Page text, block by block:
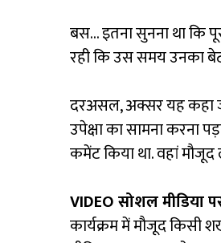
बस… इतना सुनना था कि
रही कि उस समय उनका
दरअसल, अक्सर यह कहा
उपेक्षा का सामना करना
कमेंट किया था. वहां
VIDEO सोशल मीडिया
कार्यक्रम में मौजूद किसी